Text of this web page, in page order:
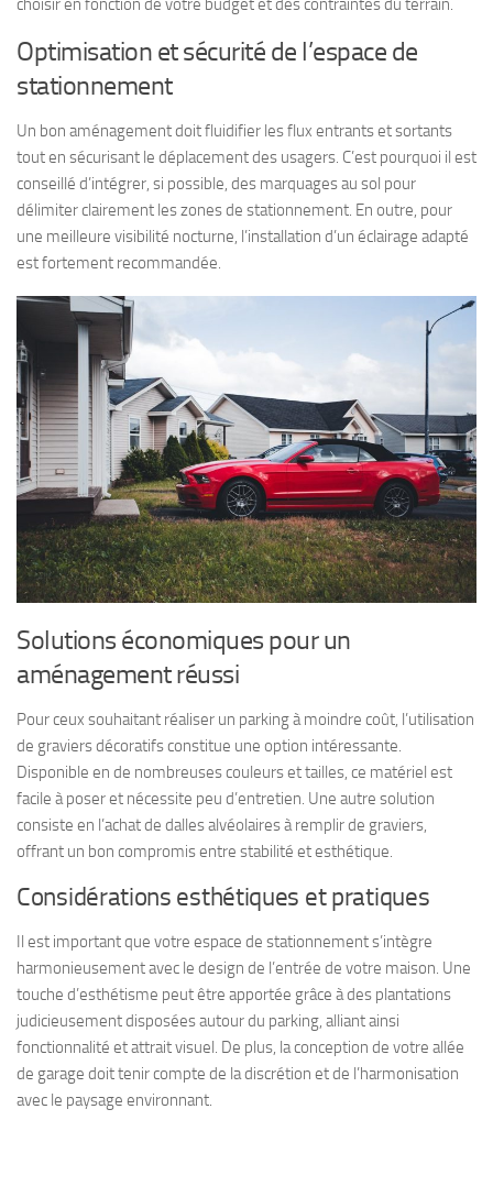
choisir en fonction de votre budget et des contraintes du terrain.
Optimisation et sécurité de l’espace de
stationnement
Un bon aménagement doit fluidifier les flux entrants et sortants
tout en sécurisant le déplacement des usagers. C’est pourquoi il est
conseillé d’intégrer, si possible, des marquages au sol pour
délimiter clairement les zones de stationnement. En outre, pour
une meilleure visibilité nocturne, l’installation d’un éclairage adapté
est fortement recommandée.
Solutions économiques pour un
aménagement réussi
Pour ceux souhaitant réaliser un parking à moindre coût, l’utilisation
de graviers décoratifs constitue une option intéressante.
Disponible en de nombreuses couleurs et tailles, ce matériel est
facile à poser et nécessite peu d’entretien. Une autre solution
consiste en l’achat de dalles alvéolaires à remplir de graviers,
offrant un bon compromis entre stabilité et esthétique.
Considérations esthétiques et pratiques
Il est important que votre espace de stationnement s’intègre
harmonieusement avec le design de l’entrée de votre maison. Une
touche d’esthétisme peut être apportée grâce à des plantations
judicieusement disposées autour du parking, alliant ainsi
fonctionnalité et attrait visuel. De plus, la conception de votre allée
de garage doit tenir compte de la discrétion et de l’harmonisation
avec le paysage environnant.